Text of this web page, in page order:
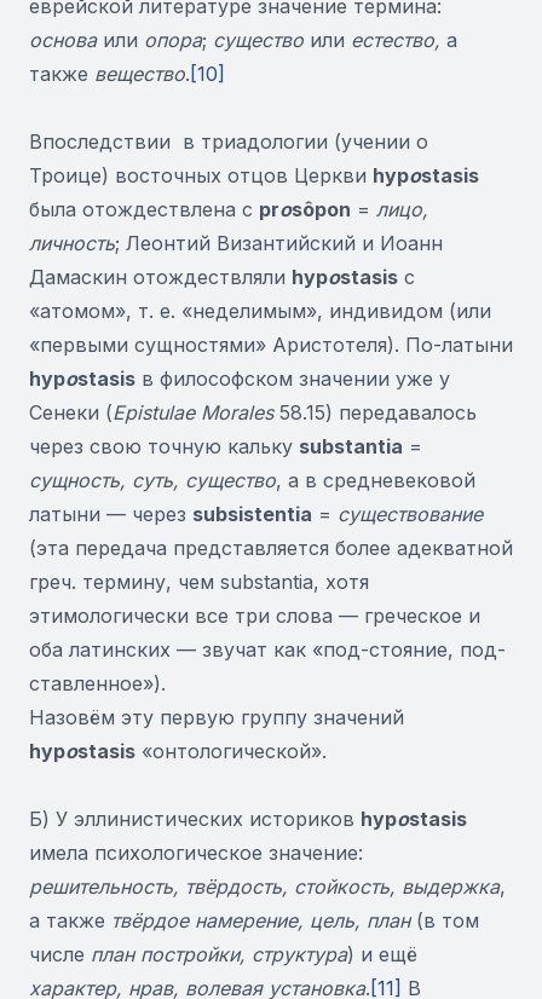
еврейской литературе значение термина:
основаили опора; существо или естество, а
также вещество. [10]
Впоследствии в триадологии (учении о
Троице) восточных отцов Церкви hypostasis
была отождествлена с prosôpon = лицо,
личность; Леонтий Византийский и Иоанн
Дамаскин отождествляли hypostasis с
«атомом», т. е. «неделимым», индивидом (или
«первыми сущностями» Аристотеля). По-латыни
hypostasis в философском значении уже у
Сенеки (Epistulae Morales58.15) передавалось
через свою точную кальку substantia =
сущность, суть, существо, а в средневековой
латыни — через subsistentia = существование
(эта передача представляется более адекватной
греч. термину, чем substantia, хотя
этимологически все три слова — греческое и
оба латинских — звучат как «под-стояние, под-
ставленное»).
Назовём эту первую группу значений
hypostasis «онтологической».
Б) У эллинистических историков hypostasis
имела психологическое значение:
решительность, твёрдость, стойкость, выдержка,
а также твёрдое намерение, цель, план (в том
числе план постройки, структура) и ещё
характер, нрав, волевая установка. [11] В